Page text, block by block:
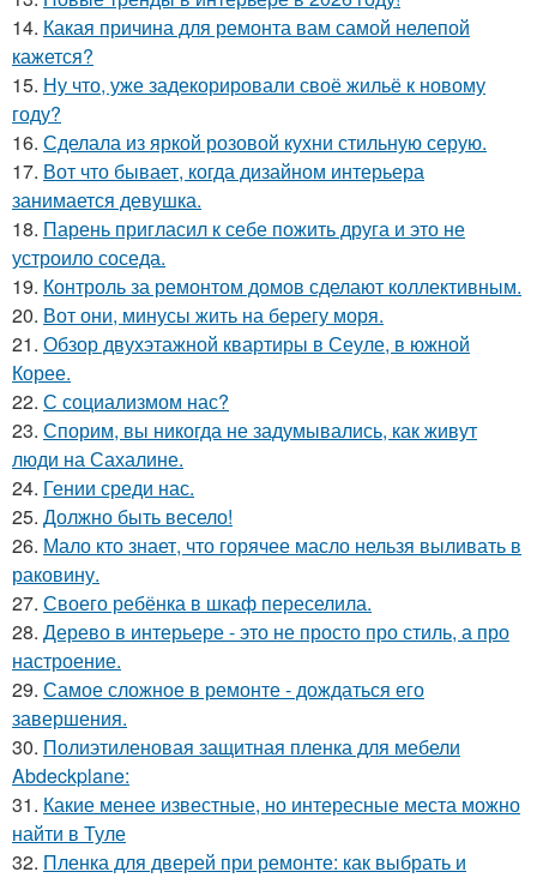
14. Какая причина для ремонта вам самой нелепой
кажется?
15. Ну что, уже задекорировали своё жильё к новому
году?
16. Сделала из яркой розовой кухни стильную серую.
17. Вот что бывает, когда дизайном интерьера
занимается девушка.
18. Парень пригласил к себе пожить друга и это не
устроило соседа.
19. Контроль за ремонтом домов сделают коллективным.
20. Вот они, минусы жить на берегу моря.
21. Обзор двухэтажной квартиры в Сеуле, в южной
Корее.
22. С социализмом нас?
23. Спорим, вы никогда не задумывались, как живут
люди на Сахалине.
24. Гении среди нас.
25. Должно быть весело!
26. Мало кто знает, что горячее масло нельзя выливать в
раковину.
27. Своего ребёнка в шкаф переселила.
28. Дерево в интерьере - это не просто про стиль, а про
настроение.
29. Самое сложное в ремонте - дождаться его
завершения.
30. Полиэтиленовая защитная пленка для мебели
Abdeckplane:
31. Какие менее известные, но интересные места можно
найти в Туле
32. Пленка для дверей при ремонте: как выбрать и